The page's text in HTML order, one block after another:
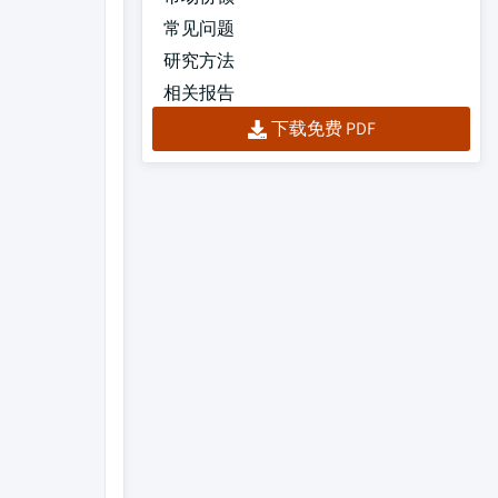
常见问题
研究方法
相关报告
下载免费 PDF